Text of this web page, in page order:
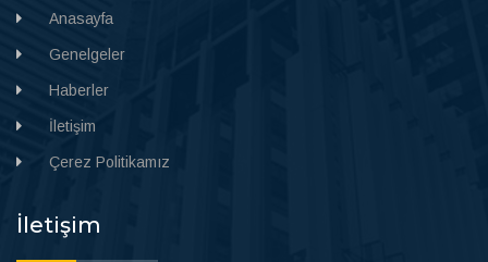
Anasayfa
Genelgeler
Haberler
İletişim
Çerez Politikamız
İletişim